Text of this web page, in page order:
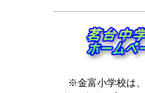
※金富小学校は